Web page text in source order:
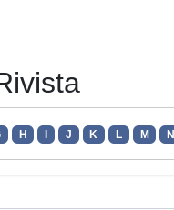
H J K L M